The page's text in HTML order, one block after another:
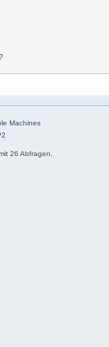
Machines
26 Abfragen.